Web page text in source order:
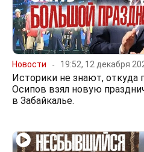
Новости 19:52, 12 декабря
Историки не знают, откуда
Осипов взял новую
в Забайкалье.